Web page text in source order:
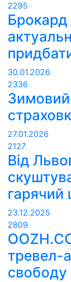
2295
Брокард
30.01.2026
2336
Зимовий
27.01.2026
2127
Від
гарячий
23.12.2025
2809
тревел-